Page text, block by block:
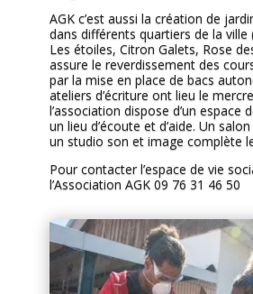
AGK c’est aussi la création de
dans différents quartiers de la ville
Les étoiles, Citron Galets, Rose
assure le reverdissement des
par la mise en place de bacs
ateliers d’écriture ont lieu le
l’association dispose d’un espace
un lieu d’écoute et d’aide. Un
un studio son et image complète
Pour contacter l’espace de vie
l’Association AGK 09 76 31 46 50